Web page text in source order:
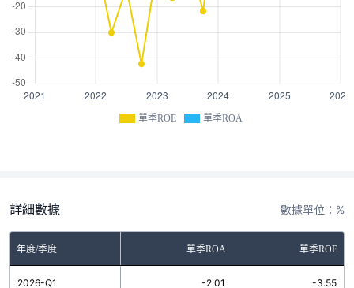
單季ROE 單季ROA
詳細數據 數據單位：%
年度/季度 單季ROA 單季ROE
2026-Q1 -2.01 -3.55